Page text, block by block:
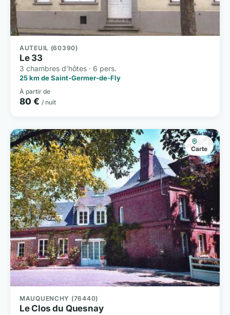
AUTEUIL (60390)
Le 33
3 chambres d'hôtes · 6 pers.
25 km de Saint-Germer-de-Fly
À partir de
80 € / nuit
Carte
MAUQUENCHY (76440)
Le Clos du Quesnay